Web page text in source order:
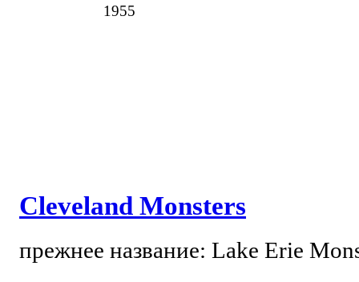
1955
Cleveland Monsters
прежнее название: Lake Erie